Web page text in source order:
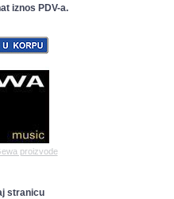
iznos PDV-a.
proizvode
stranicu